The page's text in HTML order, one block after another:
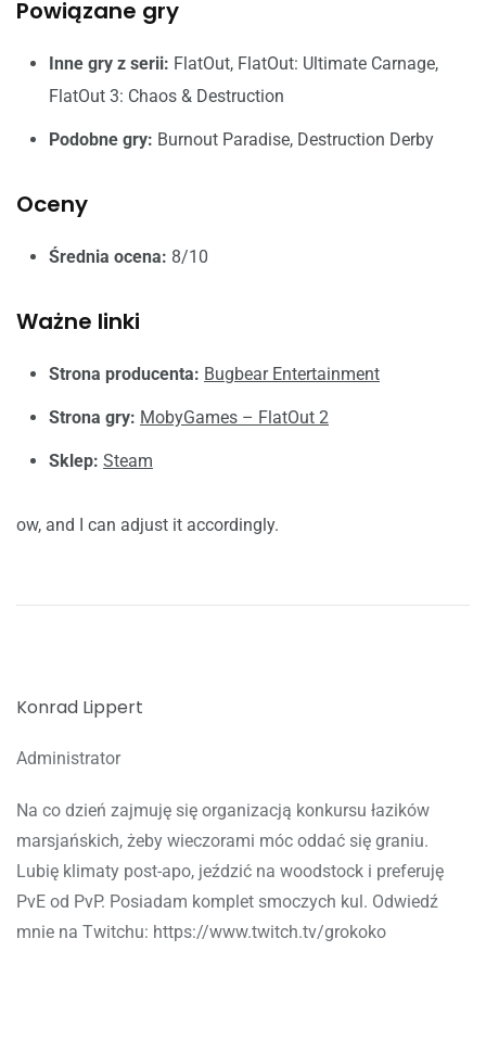
Powiązane gry
Inne gry z serii: FlatOut, FlatOut: Ultimate Carnage,
FlatOut 3: Chaos & Destruction
Podobne gry: Burnout Paradise, Destruction Derby
Oceny
Średnia ocena: 8/10
Ważne linki
Strona producenta: Bugbear Entertainment
Strona gry: MobyGames – FlatOut 2
Sklep: Steam
ow, and I can adjust it accordingly.
Konrad Lippert
Administrator
Na co dzień zajmuję się organizacją konkursu łazików
marsjańskich, żeby wieczorami móc oddać się graniu.
Lubię klimaty post-apo, jeździć na woodstock i preferuję
PvE od PvP. Posiadam komplet smoczych kul. Odwiedź
mnie na Twitchu: https://www.twitch.tv/grokoko